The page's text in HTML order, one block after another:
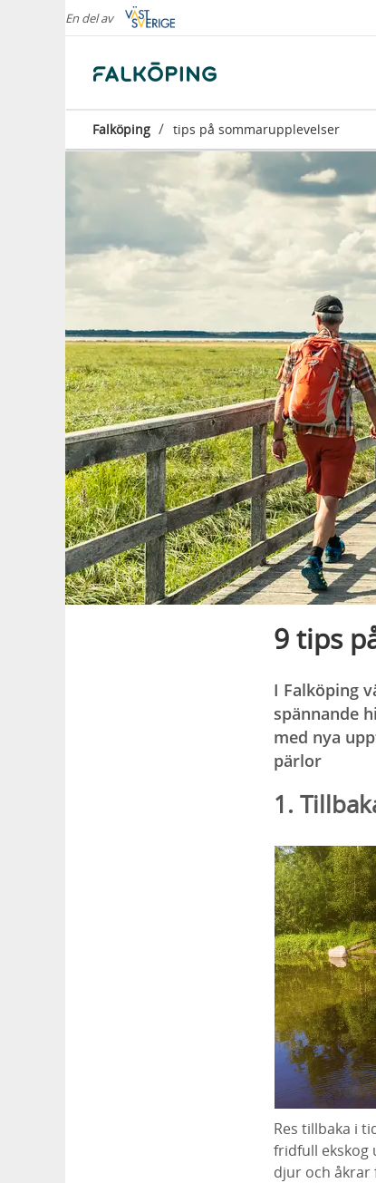
En del av
Falköping / tips på sommarupplevelser
9 tips
I Falköping
spännande
med nya
pärlor
1.
Res tillbaka i
fridfull ekskog
djur och åkrar